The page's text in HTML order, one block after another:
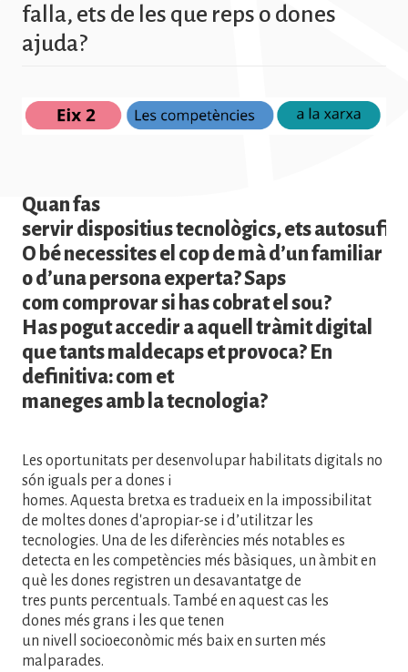
falla, ets de les que reps o dones
ajuda?
Quan fas
servir dispositius tecnològics, ets
O bé necessites el cop de mà d’un familiar
o d’una persona experta? Saps
com comprovar si has cobrat el sou?
Has pogut accedir a aquell tràmit digital
que tants maldecaps et provoca? En
definitiva: com et
maneges amb la tecnologia?
Les oportunitats per desenvolupar habilitats digitals no
són iguals per a dones i
homes. Aquesta bretxa es tradueix en la impossibilitat
de moltes dones d'apropiar-se i d’utilitzar les
tecnologies. Una de les diferències més notables es
detecta en les competències més bàsiques, un àmbit en
què les dones registren un desavantatge de
tres punts percentuals. També en aquest cas les
dones més grans i les que tenen
un nivell socioeconòmic més baix en surten més
malparades.